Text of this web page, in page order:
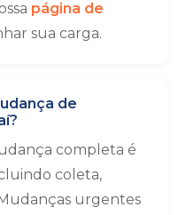
página de
sua carga.
de
completa é
coleta,
urgentes